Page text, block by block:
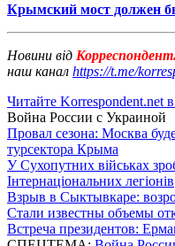
Крымский мост должен
Новини від
наш канал https://t.me/
Читайте Korrespondent.net
Война России с Украиной
Провал сезона: Москва
турсектора Крыма
У Сухопутних військах
Інтернаціональних легіонів
Взрыв в Сыктывкаре:
Стали известны объемы
Встреча президентов: